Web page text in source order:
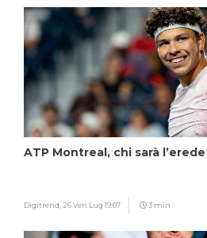
ATP Montreal, chi sarà
Digitrend, 26 Ven Lug 19:07 3 min